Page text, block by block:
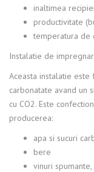
inaltimea
productivitate
temperatura
Instalatie de
Aceasta instalatie
carbonatate avand un
cu CO2. Este
producerea:
apa si sucuri
bere
vinuri spumante,